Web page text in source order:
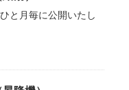
と月毎に公開いたし